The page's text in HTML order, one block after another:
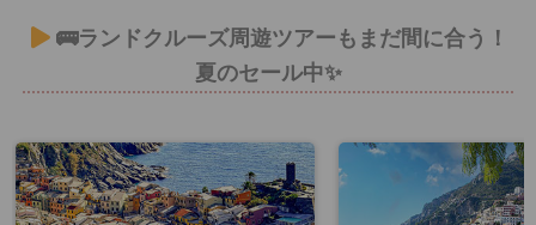
🚌ランドクルーズ周遊ツアーもまだ間に合う！
夏のセール中✨